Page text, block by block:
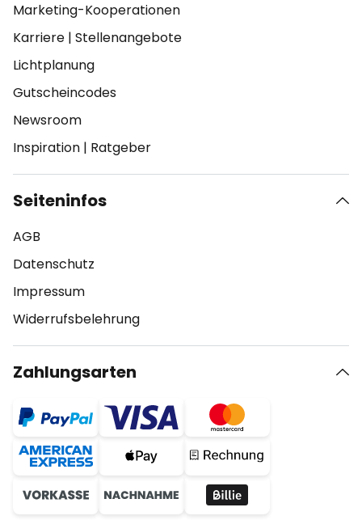
Marketing-Kooperationen
Karriere | Stellenangebote
Lichtplanung
Gutscheincodes
Newsroom
Inspiration | Ratgeber
Seiteninfos
AGB
Datenschutz
Impressum
Widerrufsbelehrung
Zahlungsarten